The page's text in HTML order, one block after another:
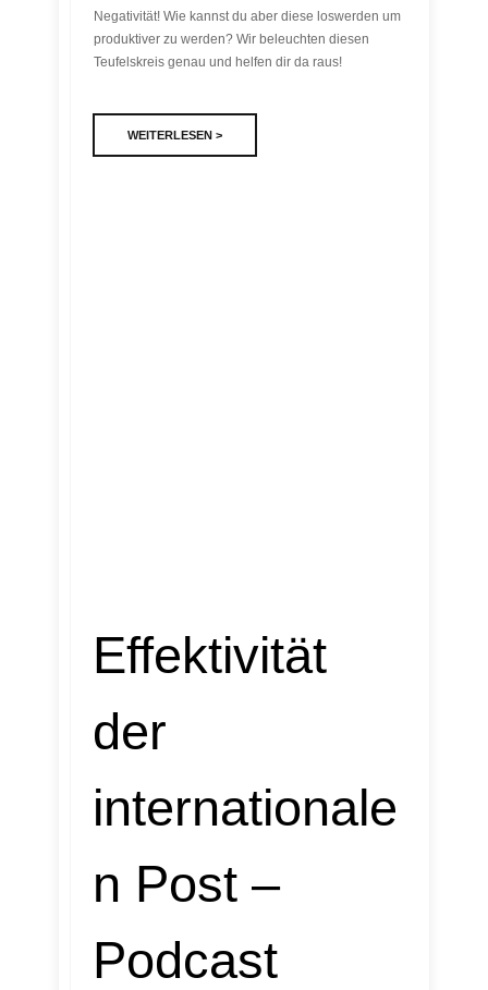
Negativität! Wie kannst du aber diese loswerden um
produktiver zu werden? Wir beleuchten diesen
Teufelskreis genau und helfen dir da raus!
WEITERLESEN >
Effektivität
der
internationale
n Post –
Podcast